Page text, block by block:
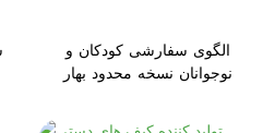
الگوی سفارشی کودکان و
نوجوانان نسخه محدود بهار